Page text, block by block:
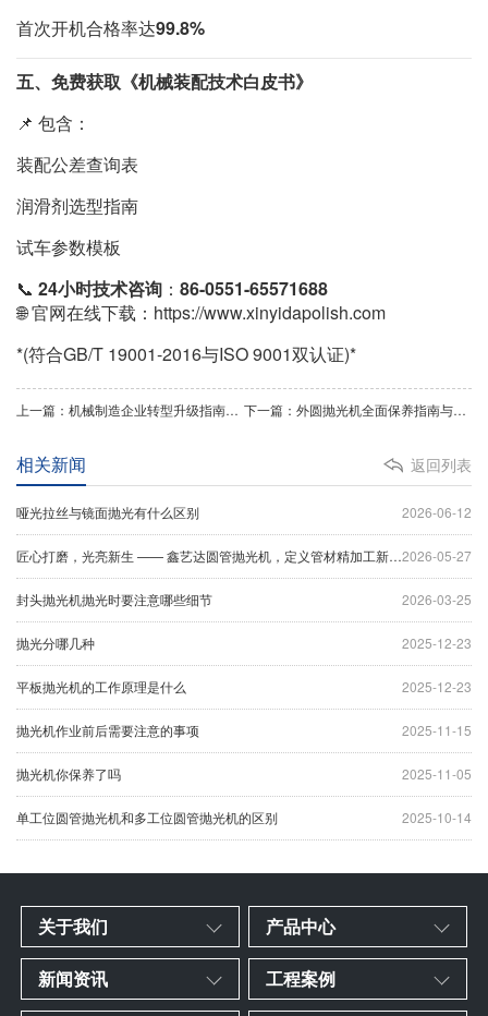
首次开机合格率达99.8%
五、免费获取《机械装配技术白皮书》
📌 包含：
装配公差查询表
润滑剂选型指南
试车参数模板
📞 24小时技术咨询 ： 86-0551-65571688
🌐 官网在线下载：https://www.xinyidapolish.com
*(符合GB/T 19001-2016与ISO 9001双认证)*
上一篇：机械制造企业转型升级指南：突破规模瓶颈的5大管理策略 下一篇：外圆抛光机全面保养指南与设备优势解
返回列表
相关新闻
2026-06-12
哑光拉丝与镜面抛光有什么区别
2026-05-27
匠心打磨，光亮新生 —— 鑫艺达圆管抛光机，定义管材精加工新标杆
2026-03-25
封头抛光机抛光时要注意哪些细节
2025-12-23
抛光分哪几种
2025-12-23
平板抛光机的工作原理是什么
2025-11-15
抛光机作业前后需要注意的事项
2025-11-05
抛光机你保养了吗
2025-10-14
单工位圆管抛光机和多工位圆管抛光机的区别
关于我们 产品中心
新闻资讯 工程案例